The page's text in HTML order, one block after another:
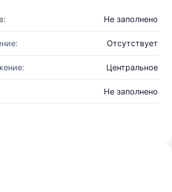
Не заполнено
Отсутствует
Центральное
Не заполнено